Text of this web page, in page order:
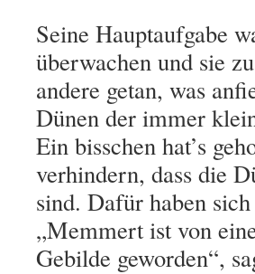
Seine Hauptaufgabe
überwachen und sie
andere getan, was
Dünen der immer
Ein bisschen hat’s
verhindern, dass die
sind. Dafür haben
„Memmert ist von
Gebilde geworden“,